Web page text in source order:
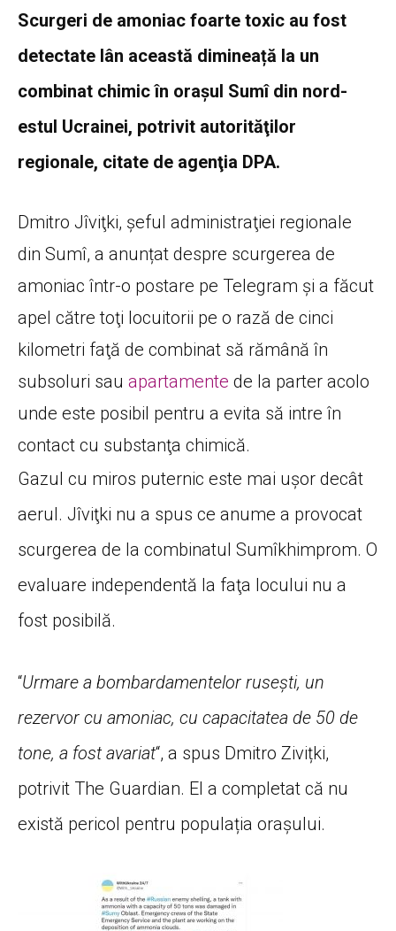
Scurgeri de amoniac foarte toxic au fost
detectate lân această dimineață la un
combinat chimic în oraşul Sumî din nord-
estul Ucrainei, potrivit autorităţilor
regionale, citate de agenţia DPA.
Dmitro Jîviţki, şeful administraţiei regionale
din Sumî, a anunțat despre scurgerea de
amoniac într-o postare pe Telegram şi a făcut
apel către toţi locuitorii pe o rază de cinci
kilometri faţă de combinat să rămână în
subsoluri sau apartamente de la parter acolo
unde este posibil pentru a evita să intre în
contact cu substanţa chimică.
Gazul cu miros puternic este mai uşor decât
aerul. Jîviţki nu a spus ce anume a provocat
scurgerea de la combinatul Sumîkhimprom. O
evaluare independentă la faţa locului nu a
fost posibilă.
“Urmare a bombardamentelor rusești, un
rezervor cu amoniac, cu capacitatea de 50 de
tone, a fost avariat“, a spus Dmitro Zivițki,
potrivit The Guardian. El a completat că nu
există pericol pentru populația orașului.